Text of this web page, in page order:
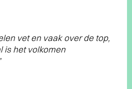
vet en vaak over de top,
is het volkomen